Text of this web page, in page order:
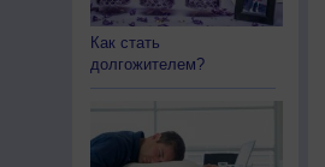
Как стать
долгожителем?